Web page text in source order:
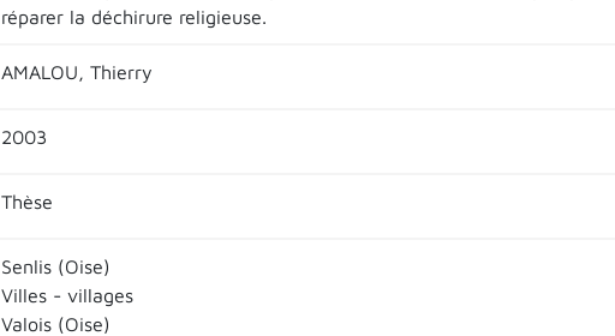
réparer la déchirure religieuse.
AMALOU, Thierry
2003
Thèse
Senlis (Oise)
Villes - villages
Valois (Oise)